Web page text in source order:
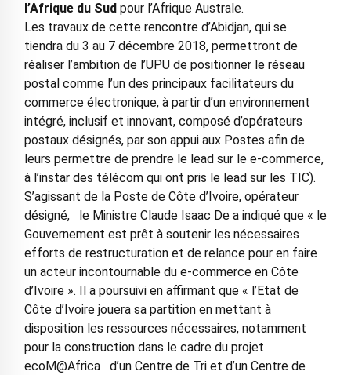
l’Afrique du Sud pour l’Afrique Australe.
Les travaux de cette rencontre d’Abidjan, qui se
tiendra du 3 au 7 décembre 2018, permettront de
réaliser l’ambition de l’UPU de positionner le réseau
postal comme l’un des principaux facilitateurs du
commerce électronique, à partir d’un environnement
intégré, inclusif et innovant, composé d’opérateurs
postaux désignés, par son appui aux Postes afin de
leurs permettre de prendre le lead sur le e-commerce,
à l’instar des télécom qui ont pris le lead sur les TIC).
S’agissant de la Poste de Côte d’Ivoire, opérateur
désigné, le Ministre Claude Isaac De a indiqué que « le
Gouvernement est prêt à soutenir les nécessaires
efforts de restructuration et de relance pour en faire
un acteur incontournable du e-commerce en Côte
d’Ivoire ». Il a poursuivi en affirmant que « l’Etat de
Côte d’Ivoire jouera sa partition en mettant à
disposition les ressources nécessaires, notamment
pour la construction dans le cadre du projet
ecoM@Africa d’un Centre de Tri et d’un Centre de